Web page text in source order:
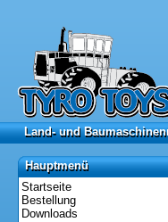
Land- und
Land- und
Hauptmenü
Hauptmenü
Startseite
Bestellung
Downloads